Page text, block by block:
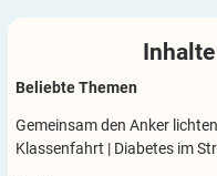
Beliebte Themen
Gemeinsam den Anker lichten
Klassenfahrt | Diabetes im